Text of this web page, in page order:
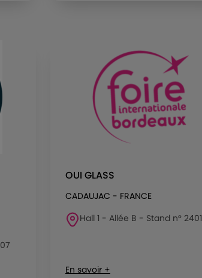
OUI GLASS
CADAUJAC - FRANCE
Hall 1 - Allée B - Stand n° 2401
En savoir +